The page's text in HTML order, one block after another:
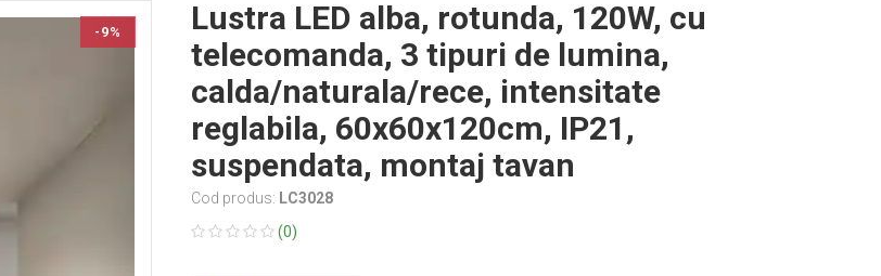
-9%
Lustra LED alba, rotunda, 120W, cu
telecomanda, 3 tipuri de lumina,
calda/naturala/rece, intensitate
reglabila, 60x60x120cm, IP21,
suspendata, montaj tavan
Cod produs: LC3028
(0)